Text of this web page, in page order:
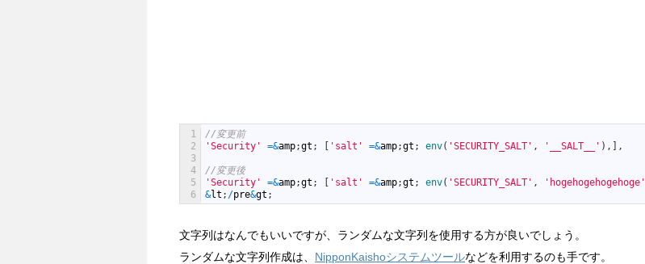
1
2
3
4
5
6
//変更前
'Security'
=&amp;gt ; [ 'salt' =&amp;gt ; env( 'SECURITY_SALT' , '__SALT__' ) , ] ,
//変更後
'Security'
=&amp;gt ; [ 'salt' =&amp;gt ; env( 'SECURITY_SALT' , 'hogehogehogehoge'
&lt ; /pre&gt ;
文字列はなんでもいいですが、ランダムな文字列を使用する方が良いでしょう。
ランダムな文字列作成は、 NipponKaishoシステムツールなどを利用するのも手です。